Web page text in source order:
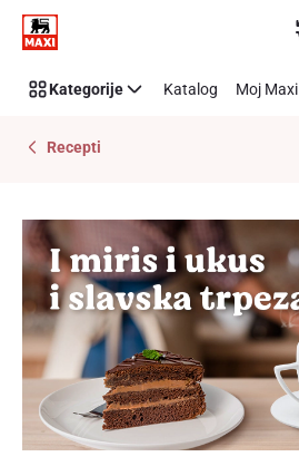
Preskoči link
miris
ukus
najslađa
Kategorije Katalog Moj Maxi
Recepti